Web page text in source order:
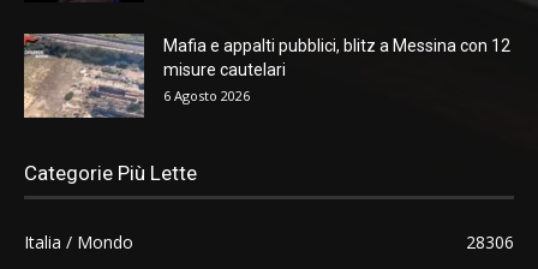
Mafia e appalti pubblici, blitz a Messina con 12
misure cautelari
6 Agosto 2026
Categorie Più Lette
Italia / Mondo
28306